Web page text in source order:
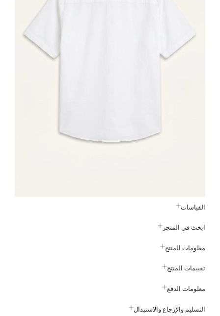
القياسات
ابحث في المتجر
معلومات المنتج
تقييمات المنتج
معلومات الدفع
التسليم والإرجاع والاستبدال